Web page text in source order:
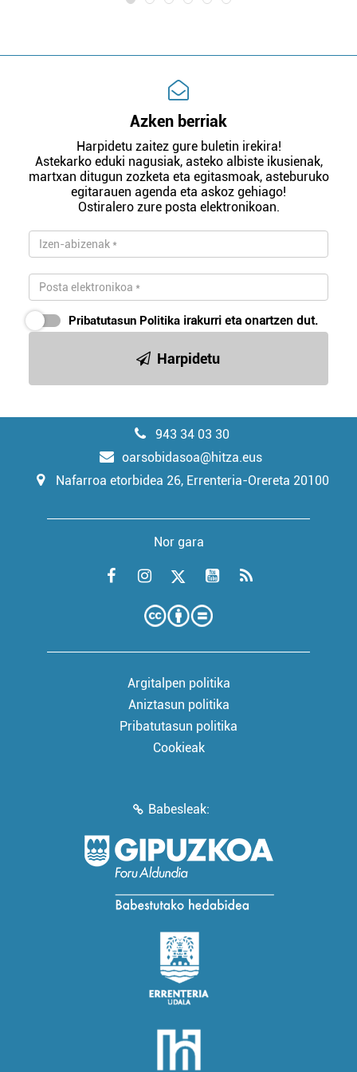
Azken berriak
Harpidetu zaitez gure buletin irekira!
Astekarko eduki nagusiak, asteko albiste ikusienak,
martxan ditugun zozketa eta egitasmoak, asteburuko
egitarauen agenda eta askoz gehiago!
Ostiralero zure posta elektronikoan.
Pribatutasun Politika irakurri eta onartzen dut.
Harpidetu
943 34 03 30
oarsobidasoa@hitza.eus
Nafarroa etorbidea 26, Errenteria-Orereta 20100
Nor gara
Argitalpen politika
Aniztasun politika
Pribatutasun politika
Cookieak
Babesleak: